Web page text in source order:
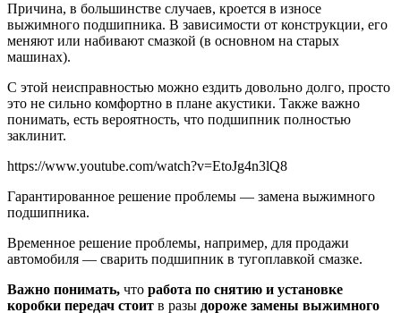
Причина, в большинстве случаев, кроется в износе
выжимного подшипника. В зависимости от конструкции, его
меняют или набивают смазкой (в основном на старых
машинах).
С этой неисправностью можно ездить довольно долго, просто
это не сильно комфортно в плане акустики. Также важно
понимать, есть вероятность, что подшипник полностью
заклинит.
https://www.youtube.com/watch?v=EtoJg4n3lQ8
Гарантированное решение проблемы — замена выжимного
подшипника.
Временное решение проблемы, например, для продажи
автомобиля — сварить подшипник в тугоплавкой смазке.
Важно понимать, что работа по снятию и установке
коробки передач стоит в разы дороже замены выжимного